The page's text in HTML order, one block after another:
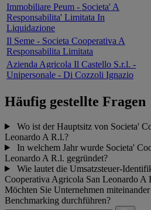
Immobiliare Peum - Societa' A
Responsabilita' Limitata In
Liquidazione
Il Seme - Societa Cooperativa A
Responsabilita Limitata
Azienda Agricola Il Castello S.r.l. -
Unipersonale - Di Cozzoli Ignazio
Häufig gestellte Fragen
Wo ist der Hauptsitz von Societa'
Leonardo A R.l.?
In welchem Jahr wurde Societa'
Leonardo A R.l. gegründet?
Wie lautet die Umsatzsteuer-
Cooperativa Agricola San Leonardo A
Möchten Sie Unternehmen
Benchmarking durchführen?